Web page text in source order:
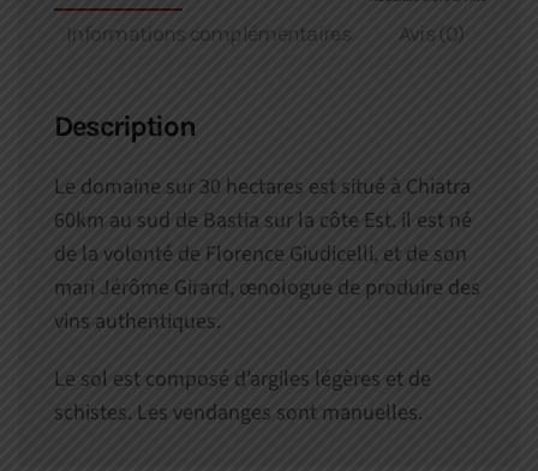
Informations complémentaires
Avis (0)
Description
Le domaine sur 30 hectares est situé à Chiatra
60km au sud de Bastia sur la côte Est. il est né
de la volonté de Florence Giudicelli, et de son
mari Jérôme Girard, œnologue de produire des
vins authentiques.
Le sol est composé d’argiles légères et de
schistes. Les vendanges sont manuelles.